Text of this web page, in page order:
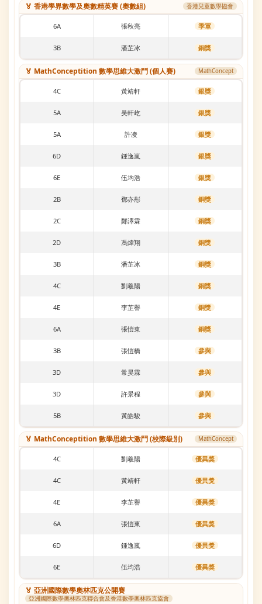
🏅 香港學界數學及奧數精英賽 (奧數組) 香港兒童數學協會
6A 張秋亮 季軍
3B 潘芷冰 銅獎
🏅 MathConceptition 數學思維大激鬥 (個人賽) MathConcept
4C 黃靖軒 銀獎
5A 吴軒屹 銀獎
5A 許凌 銀獎
6D 鍾逸嵐 銀獎
6E 伍均浩 銀獎
2B 鄧亦彤 銅獎
2C 鄭澤霖 銅獎
2D 馮煒翔 銅獎
3B 潘芷冰 銅獎
4C 劉羲陽 銅獎
4E 李芷譽 銅獎
6A 張愷東 銅獎
3B 張愷橋 參與
3D 常昊霖 參與
3D 許景程 參與
5B 黃皓駿 參與
🏅 MathConceptition 數學思維大激鬥 (校際級別) MathConcept
4C 劉羲陽 優異獎
4C 黃靖軒 優異獎
4E 李芷譽 優異獎
6A 張愷東 優異獎
6D 鍾逸嵐 優異獎
6E 伍均浩 優異獎
🏅 亞洲國際數學奧林匹克公開賽
亞洲國際數學奧林匹克聯合會及香港數學奧林匹克協會